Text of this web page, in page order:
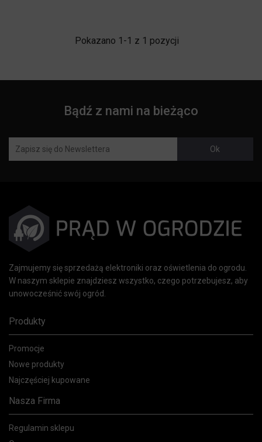
Pokazano 1-1 z 1 pozycji
Bądź z nami na bieżąco
Zajmujemy się sprzedażą elektroniki oraz oświetlenia do ogrodu.
W naszym sklepie znajdziesz wszystko, czego potrzebujesz, aby
unowocześnić swój ogród.
Produkty
Promocje
Nowe produkty
Najczęściej kupowane
Nasza Firma
Regulamin sklepu